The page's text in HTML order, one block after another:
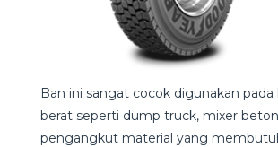
Ban ini sangat cocok digunakan pada
berat seperti dump truck, mixer
pengangkut material yang